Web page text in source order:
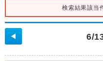
検索結果該当
6/
◀